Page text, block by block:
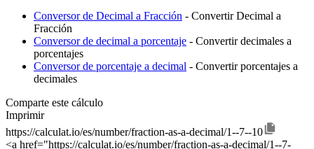
Conversor de Decimal a Fracción - Convertir Decimal a
Fracción
Conversor de decimal a porcentaje - Convertir decimales a
porcentajes
Conversor de porcentaje a decimal - Convertir porcentajes a
decimales
Comparte este cálculo
Imprimir
https://calculat.io/es/number/fraction-as-a-decimal/1--7--10
<a href="https://calculat.io/es/number/fraction-as-a-decimal/1--7-